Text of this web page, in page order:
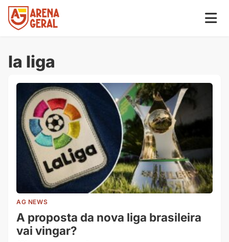
la liga
AG NEWS
A proposta da nova liga brasileira
vai vingar?